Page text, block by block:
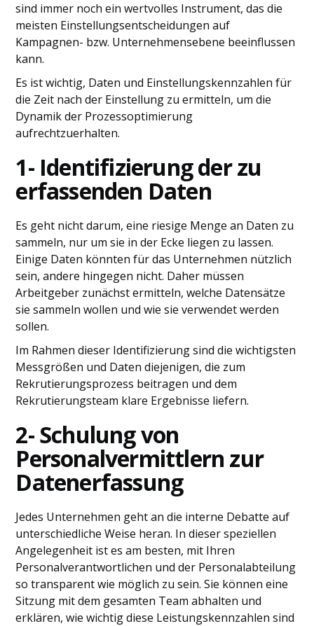
sind immer noch ein wertvolles Instrument, das die
meisten Einstellungsentscheidungen auf
Kampagnen- bzw. Unternehmensebene beeinflussen
kann.
Es ist wichtig, Daten und Einstellungskennzahlen für
die Zeit nach der Einstellung zu ermitteln, um die
Dynamik der Prozessoptimierung
aufrechtzuerhalten.
1- Identifizierung der zu
erfassenden Daten
Es geht nicht darum, eine riesige Menge an Daten zu
sammeln, nur um sie in der Ecke liegen zu lassen.
Einige Daten könnten für das Unternehmen nützlich
sein, andere hingegen nicht. Daher müssen
Arbeitgeber zunächst ermitteln, welche Datensätze
sie sammeln wollen und wie sie verwendet werden
sollen.
Im Rahmen dieser Identifizierung sind die wichtigsten
Messgrößen und Daten diejenigen, die zum
Rekrutierungsprozess beitragen und dem
Rekrutierungsteam klare Ergebnisse liefern.
2- Schulung von
Personalvermittlern zur
Datenerfassung
Jedes Unternehmen geht an die interne Debatte auf
unterschiedliche Weise heran. In dieser speziellen
Angelegenheit ist es am besten, mit Ihren
Personalverantwortlichen und der Personalabteilung
so transparent wie möglich zu sein. Sie können eine
Sitzung mit dem gesamten Team abhalten und
erklären, wie wichtig diese Leistungskennzahlen sind